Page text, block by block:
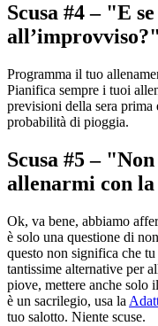
Scusa #4 – "E
all’improvviso?"
Programma il tuo
Pianifica sempre i tuoi
previsioni della sera
probabilità di pioggia.
Scusa #5 –
allenarmi con
Ok, va bene, abbiamo
è solo una questione di
questo non significa che
tantissime alternative per
piove, mettere anche solo
è un sacrilegio, usa la
tuo salotto. Niente scuse.